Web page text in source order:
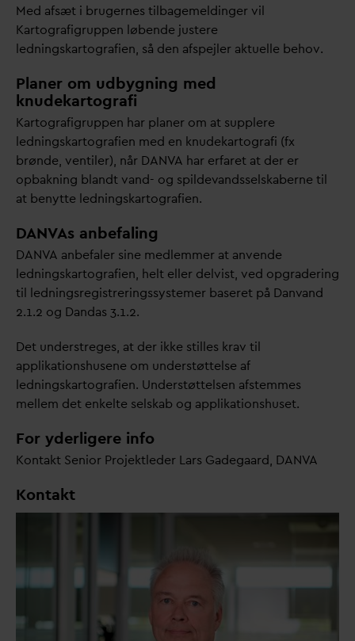
Med afsæt i brugernes tilbagemeldinger vil
Kartografigruppen løbende justere
ledningskartografien, så den afspejler aktuelle behov.
Planer om udbygning med
knudekartografi
Kartografigruppen har planer om at supplere
ledningskartografien med en knudekartografi (fx
brønde, ventiler), når DANVA har erfaret at der er
opbakning blandt vand- og spildevandsselskaberne til
at benytte ledningskartografien.
DANVAs anbefaling
DANVA anbefaler sine medlemmer at anvende
ledningskartografien, helt eller delvist, ved opgradering
til ledningsregistreringssystemer baseret på Danvand
2.1.2 og Dandas 3.1.2.
Det understreges, at der ikke stilles krav til
applikationshusene om understøttelse af
ledningskartografien. Understøttelsen afstemmes
mellem det enkelte selskab og applikationshuset.
For yderligere info
Kontakt Senior Projektleder Lars Gadegaard, DANVA
Kontakt